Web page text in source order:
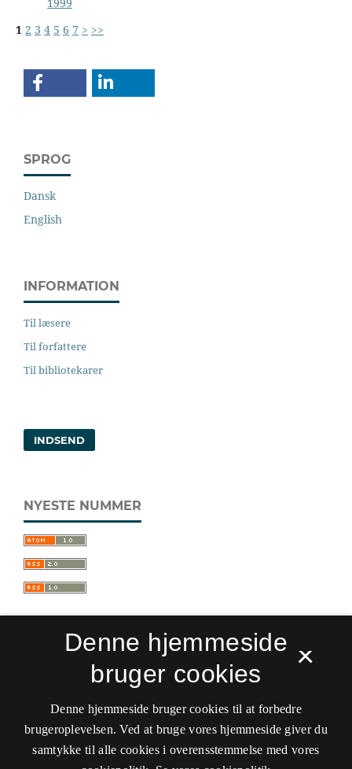
1 2 3 4 5 6 7 > >>
SPROG
Dansk
English
INFORMATION
Til læsere
Til forfattere
Til bibliotekarer
INDSEND
NYESTE NUMMER
Sprogforum. Tidsskrift for sprog- og
kulturpædagogik
ISSN 0909-9328 (Trykt)
ISSN 1399-8617 (Online)
Tilgængelighedserklæring
×
Denne hjemmeside
bruger cookies
Denne hjemmeside bruger cookies til at forbedre
brugeroplevelsen. Ved at bruge vores hjemmeside giver du
samtykke til alle cookies i overensstemmelse med vores